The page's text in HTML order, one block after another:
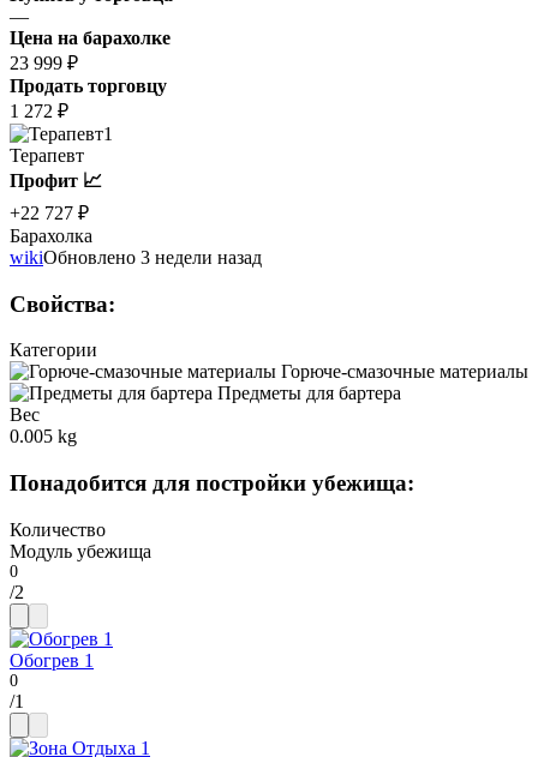
—
Цена на барахолке
23 999 ₽
Продать торговцу
1 272 ₽
1
Терапевт
Профит 📈
+22 727 ₽
Барахолка
wikiОбновлено 3 недели назад
Свойства:
Категории
Горюче-смазочные материалы
Предметы для бартера
Вес
0.005 kg
Понадобится для постройки убежища:
Количество
Модуль убежища
/2
Обогрев 1
/1